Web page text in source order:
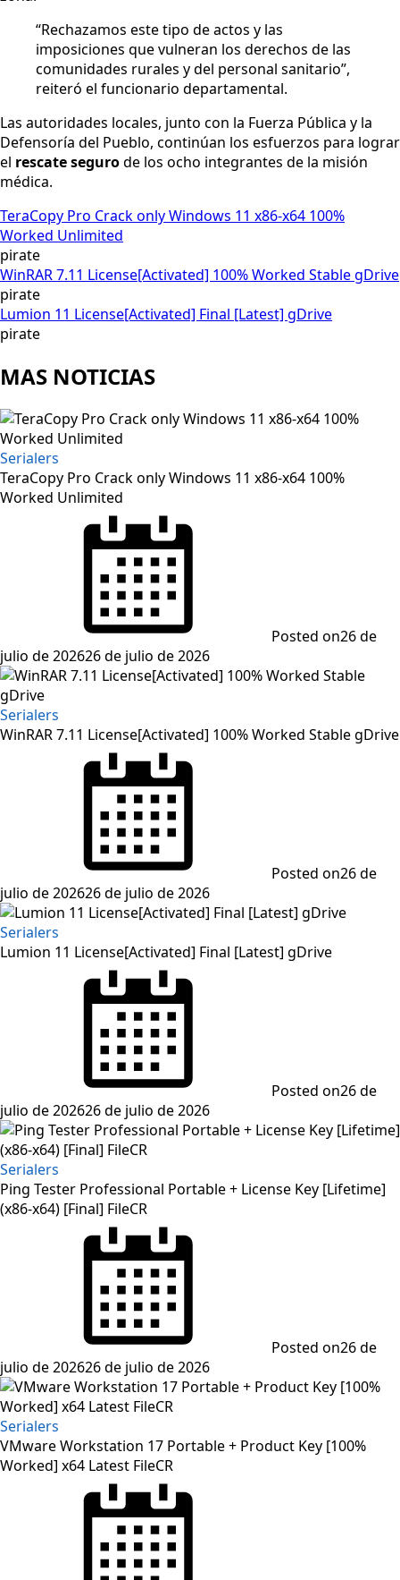
“Rechazamos este tipo de actos y las
imposiciones que vulneran los derechos de las
comunidades rurales y del personal sanitario”,
reiteró el funcionario departamental.
Las autoridades locales, junto con la Fuerza Pública y la
Defensoría del Pueblo, continúan los esfuerzos para lograr
el rescate segurode los ocho integrantes de la misión
médica.
TeraCopy Pro Crack only Windows 11 x86-x64 100%
Worked Unlimited
pirate
WinRAR 7.11 License[Activated] 100% Worked Stable gDrive
pirate
Lumion 11 License[Activated] Final [Latest] gDrive
pirate
MAS NOTICIAS
Serialers
TeraCopy Pro Crack only Windows 11 x86-x64 100%
Worked Unlimited
Posted on26 de
julio de 202626 de julio de 2026
Serialers
WinRAR 7.11 License[Activated] 100% Worked Stable gDrive
Posted on26 de
julio de 202626 de julio de 2026
Serialers
Lumion 11 License[Activated] Final [Latest] gDrive
Posted on26 de
julio de 202626 de julio de 2026
Serialers
Ping Tester Professional Portable + License Key [Lifetime]
(x86-x64) [Final] FileCR
Posted on26 de
julio de 202626 de julio de 2026
Serialers
VMware Workstation 17 Portable + Product Key [100%
Worked] x64 Latest FileCR